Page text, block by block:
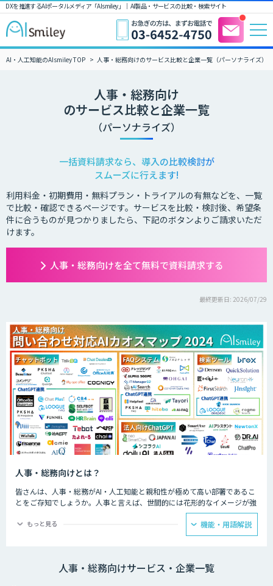
DXを推進するAIポータルメディア「AIsmiley」｜ AI製品・サービスの比較・検索サイト
AI・人工知能のAIsmiley TOP 人事・総務向けのサービス比較と企業一覧（パーソナライズ）
人事・総務向け
のサービス比較と企業一覧
（パーソナライズ）
一括資料請求なら、導入の比較検討が
スムーズに行えます!
利用料金・初期費用・無料プラン・トライアルの有無などを、一覧
で比較・確認できるページです。サービスを比較・検討後、希望条
件に合うものが見つかりましたら、下記のボタンよりご請求いただ
けます。
人事・総務向けを全て無料で資料請求する
最終更新日: 2026/07/29
人事・総務向けとは？
皆さんは、人事・総務がAI・人工知能と親和性が極めて高い部署であるこ
とをご存知でしょうか。人事と言えば、世間的には花形的なイメージが強
い部署ですが、従来、仕事はとても古臭く物理的な時間を要するのが大き
な課題となっています。
補助などの業務支援を行っています。
もっと見る 機能・用語解説
人事・総務向けサービス・企業一覧